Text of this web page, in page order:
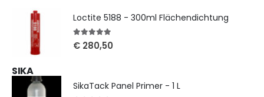
Loctite 5188 - 300ml Flächendichtung
5out of 5
€ 280,50
SIKA
SikaTack Panel Primer - 1 L